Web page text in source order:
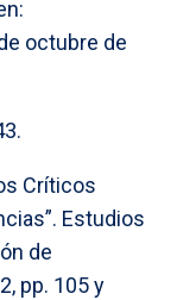
octubre de
Críticos
Estudios
de
pp. 105 y